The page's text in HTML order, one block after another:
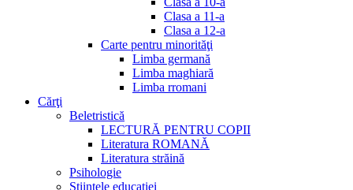
Clasa a 11-a
Clasa a 12-a
Carte pentru minorităţi
Limba germană
Limba maghiară
Limba rromani
Cărţi
Beletristică
LECTURĂ PENTRU COPII
Literatura ROMANĂ
Literatura străină
Psihologie
Ştiinţele educaţiei